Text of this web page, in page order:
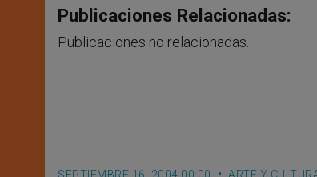
Publicaciones Relacionadas:
Publicaciones no relacionadas.